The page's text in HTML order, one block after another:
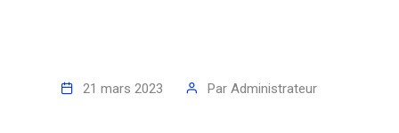
21 mars 2023 Par Administrateur